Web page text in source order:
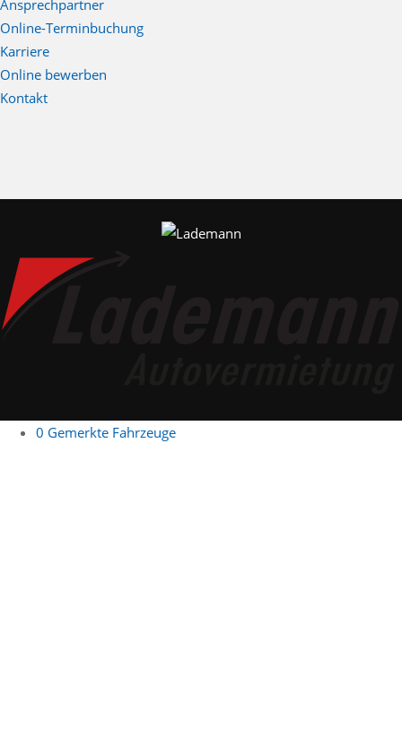
Ansprechpartner
Online-Terminbuchung
Karriere
Online bewerben
Kontakt
0 Gemerkte Fahrzeuge